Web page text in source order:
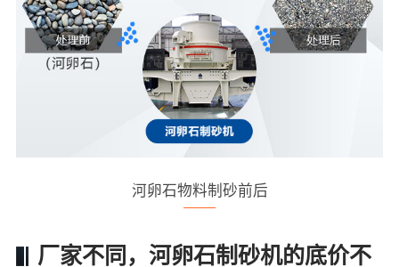
河卵石物料制砂前后
厂家不同，河卵石制砂机的底价不